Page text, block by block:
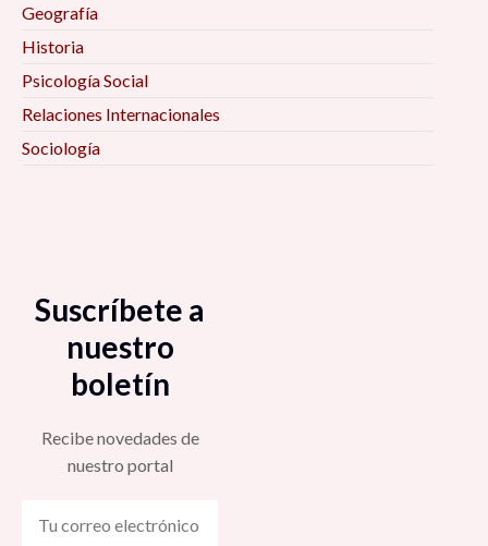
Geografía
Historia
Psicología Social
Relaciones Internacionales
Sociología
Suscríbete a
nuestro
boletín
Recibe novedades de
nuestro portal